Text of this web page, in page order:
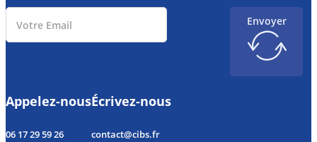
Envoyer
Appelez-nous
06 17 29 59 26
Écrivez-nous
contact@cibs.fr